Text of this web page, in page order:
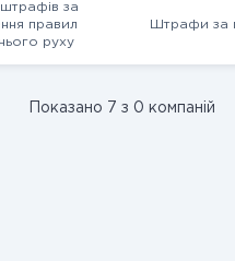
за
правил
руху
Штрафи за
Показано 7 з 0 компаній